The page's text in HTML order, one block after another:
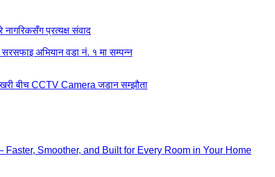
नागरिकसँग प्रत्यक्ष संवाद
सरसफाइ अभियान वडा नं. १ मा सम्पन्न
बीच CCTV Camera जडान सम्झौता
Smoother, and Built for Every Room in Your Home